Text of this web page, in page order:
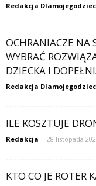
Redakcja
OCHRANIACZE NA
WYBRAĆ
DZIECKA I
Redakcja
ILE KOSZTUJE
Redakcja - 28 listopada
KTO CO JE ROTER